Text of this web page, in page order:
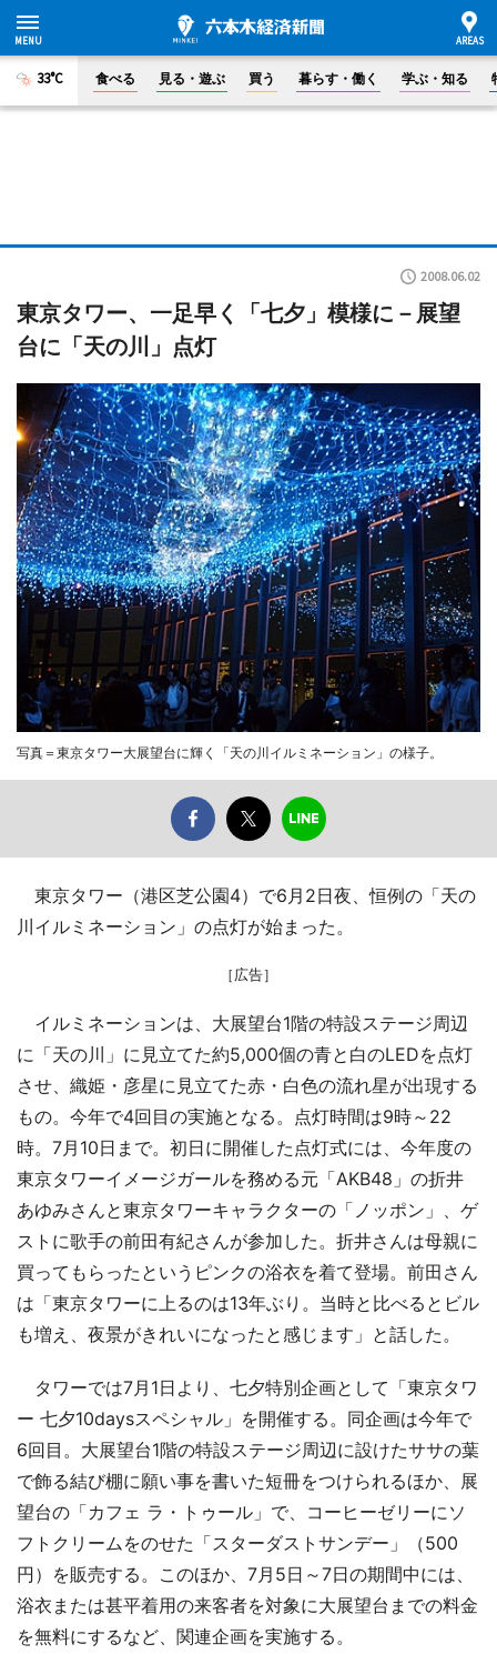
33°C 食べる 見る・遊ぶ 買う 暮らす・働く 学ぶ・知る
2008.06.02
東京タワー、一足早く「七夕」模様に－展望
台に「天の川」点灯
写真＝東京タワー大展望台に輝く「天の川イルミネーション」の様子。
東京タワー（港区芝公園4）で6月2日夜、恒例の「天の
川イルミネーション」の点灯が始まった。
［広告］
イルミネーションは、大展望台1階の特設ステージ周辺
に「天の川」に見立てた約5,000個の青と白のLEDを点灯
させ、織姫・彦星に見立てた赤・白色の流れ星が出現する
もの。今年で4回目の実施となる。点灯時間は9時～22
時。7月10日まで。初日に開催した点灯式には、今年度の
東京タワーイメージガールを務める元「AKB48」の折井
あゆみさんと東京タワーキャラクターの「ノッポン」、ゲ
ストに歌手の前田有紀さんが参加した。折井さんは母親に
買ってもらったというピンクの浴衣を着て登場。前田さん
は「東京タワーに上るのは13年ぶり。当時と比べるとビル
も増え、夜景がきれいになったと感じます」と話した。
タワーでは7月1日より、七夕特別企画として「東京タワ
ー 七夕10daysスペシャル」を開催する。同企画は今年で
6回目。大展望台1階の特設ステージ周辺に設けたササの葉
で飾る結び棚に願い事を書いた短冊をつけられるほか、展
望台の「カフェ ラ・トゥール」で、コーヒーゼリーにソ
フトクリームをのせた「スターダストサンデー」（500
円）を販売する。このほか、7月5日～7日の期間中には、
浴衣または甚平着用の来客者を対象に大展望台までの料金
を無料にするなど、関連企画を実施する。